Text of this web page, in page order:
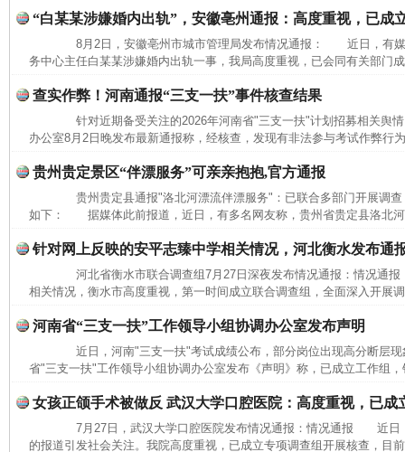
“白某某涉嫌婚内出轨”，安徽亳州通报：高度重视，已成
8月2日，安徽亳州市城市管理局发布情况通报： 近日，有媒
务中心主任白某某涉嫌婚内出轨一事，我局高度重视，已会同有关部门
查实作弊！河南通报“三支一扶”事件核查结果
针对近期备受关注的2026年河南省"三支一扶"计划招募相关舆
办公室8月2日晚发布最新通报称，经核查，发现有非法参与考试作弊行
贵州贵定景区“伴漂服务”可亲亲抱抱,官方通报
贵州贵定县通报"洛北河漂流伴漂服务"：已联合多部门开展调查
如下： 据媒体此前报道，近日，有多名网友称，贵州省贵定县洛北
针对网上反映的安平志臻中学相关情况，河北衡水发布通
河北省衡水市联合调查组7月27日深夜发布情况通报：情况通
相关情况，衡水市高度重视，第一时间成立联合调查组，全面深入开展
河南省“三支一扶”工作领导小组协调办公室发布声明
近日，河南"三支一扶"考试成绩公布，部分岗位出现高分断层现
省"三支一扶"工作领导小组协调办公室发布《声明》称，已成立工作组
女孩正颌手术被做反 武汉大学口腔医院：高度重视，已成
7月27日，武汉大学口腔医院发布情况通报：情况通报 近日
的报道引发社会关注。我院高度重视，已成立专项调查组开展核查，目
网上购药对药下症？